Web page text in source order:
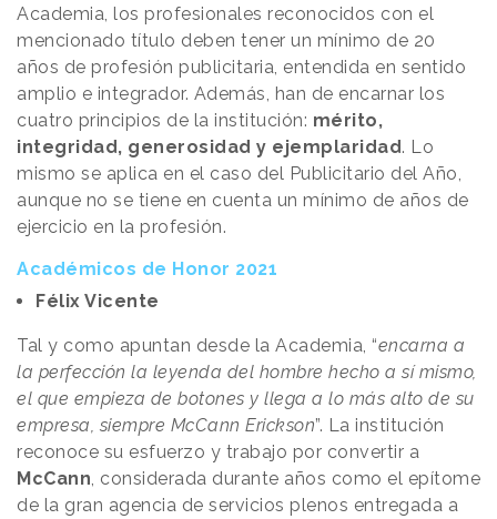
Academia, los profesionales reconocidos con el
mencionado título deben tener un mínimo de 20
años de profesión publicitaria, entendida en sentido
amplio e integrador. Además, han de encarnar los
cuatro principios de la institución: mérito,
integridad, generosidad y ejemplaridad. Lo
mismo se aplica en el caso del Publicitario del Año,
aunque no se tiene en cuenta un mínimo de años de
ejercicio en la profesión.
Académicos de Honor 2021
Félix Vicente
Tal y como apuntan desde la Academia, “encarna a
la perfección la leyenda del hombre hecho a sí mismo,
el que empieza de botones y llega a lo más alto de su
empresa, siempre McCann Erickson”. La institución
reconoce su esfuerzo y trabajo por convertir a
McCann, considerada durante años como el epítome
de la gran agencia de servicios plenos entregada a